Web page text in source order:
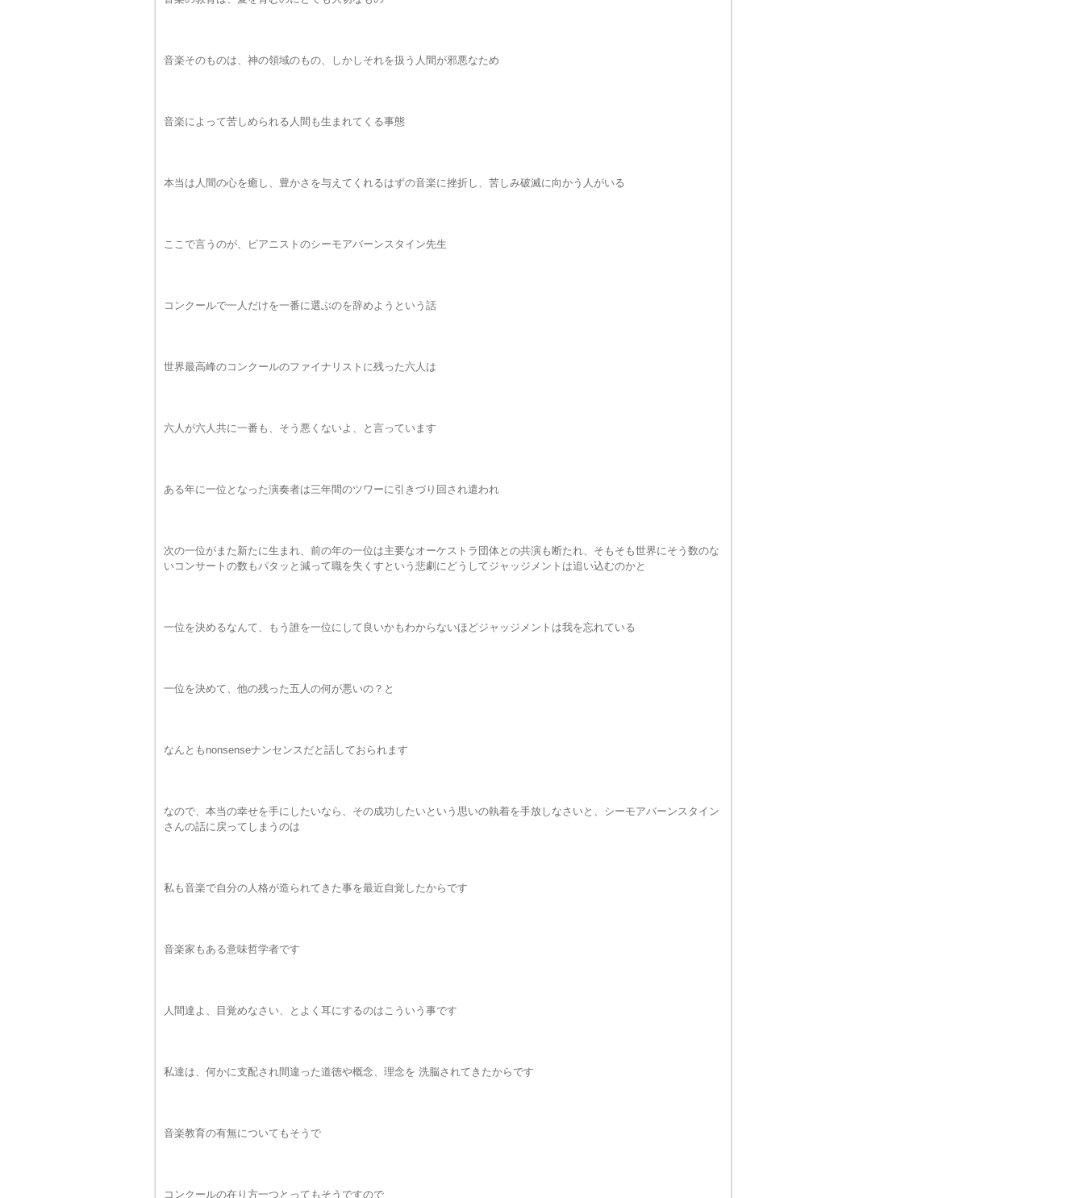
音楽そのものは、神の領域のもの、しかしそれを扱う人間が邪悪なため
音楽によって苦しめられる人間も生まれてくる事態
本当は人間の心を癒し、豊かさを与えてくれるはずの音楽に挫折し、苦しみ破滅に向かう人がいる
ここで言うのが、ピアニストのシーモアバーンスタイン先生
コンクールで一人だけを一番に選ぶのを辞めようという話
世界最高峰のコンクールのファイナリストに残った六人は
六人が六人共に一番も、そう悪くないよ、と言っています
ある年に一位となった演奏者は三年間のツワーに引きづり回され遣われ
次の一位がまた新たに生まれ、前の年の一位は主要なオーケストラ団体との共演も断たれ、そもそも世界にそう数のな
いコンサートの数もパタッと減って職を失くすという悲劇にどうしてジャッジメントは追い込むのかと
一位を決めるなんて、もう誰を一位にして良いかもわからないほどジャッジメントは我を忘れている
一位を決めて、他の残った五人の何が悪いの？と
なんともnonsenseナンセンスだと話しておられます
なので、本当の幸せを手にしたいなら、その成功したいという思いの執着を手放しなさいと、シーモアバーンスタイン
さんの話に戻ってしまうのは
私も音楽で自分の人格が造られてきた事を最近自覚したからです
音楽家もある意味哲学者です
人間達よ、目覚めなさい、とよく耳にするのはこういう事です
私達は、何かに支配され間違った道徳や概念、理念を 洗脳されてきたからです
音楽教育の有無についてもそうで
コンクールの在り方一つとってもそうですので